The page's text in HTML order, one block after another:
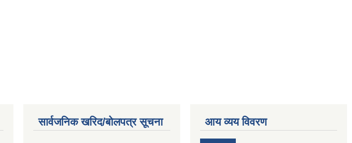
सार्वजनिक खरिद/बोलपत्र सूचना आय व्यय विवरण